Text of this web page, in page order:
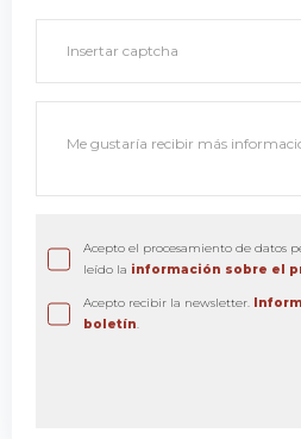
Acepto el procesamiento de datos
leído la información sobre el
Acepto recibir la newsletter.
boletín.